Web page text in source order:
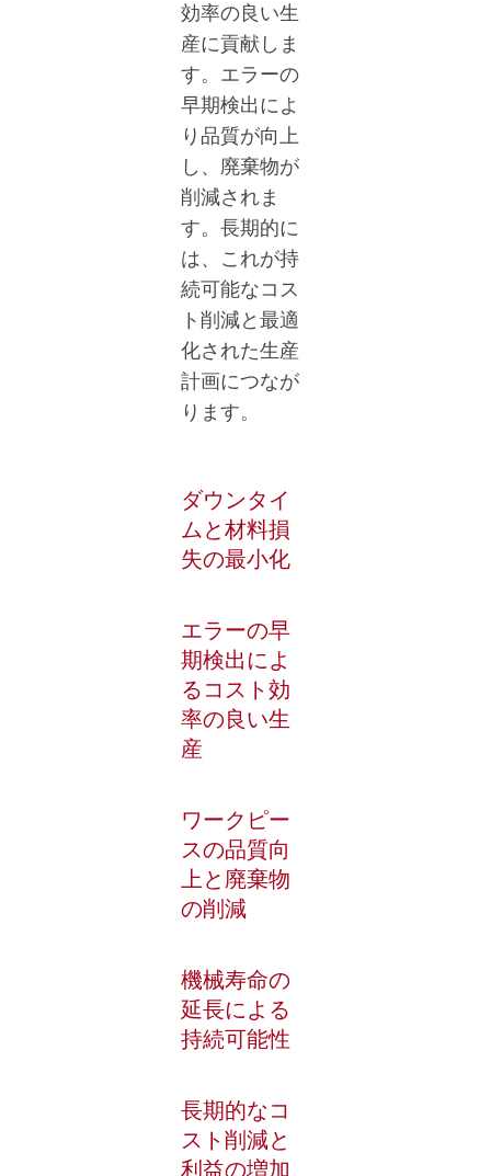
効率の良い生
産に貢献しま
す。エラーの
早期検出によ
り品質が向上
し、廃棄物が
削減されま
す。長期的に
は、これが持
続可能なコス
ト削減と最適
化された生産
計画につなが
ります。
ダウンタイ
ムと材料損
失の最小化
エラーの早
期検出によ
るコスト効
率の良い生
産
ワークピー
スの品質向
上と廃棄物
の削減
機械寿命の
延長による
持続可能性
長期的なコ
スト削減と
利益の増加